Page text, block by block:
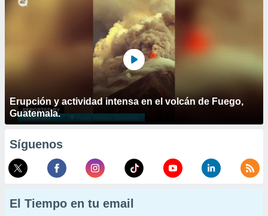
Erupción y actividad intensa en el volcán de Fuego,
Guatemala.
Síguenos
El Tiempo en tu email